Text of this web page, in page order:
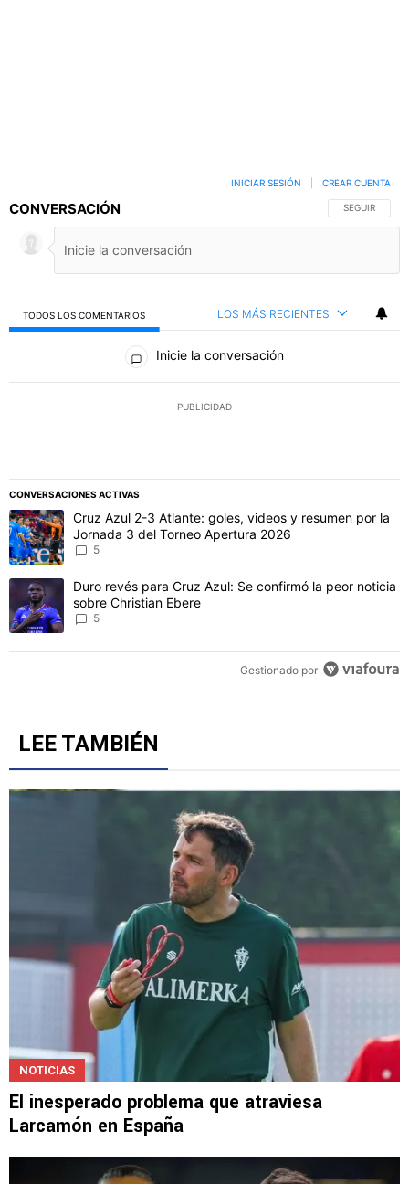
CONVERSACIÓN SIGA ESTA
SEGUIR
INICIAR SESIÓN CREAR CUENTA
TODOS LOS COMENTARIOS LOS MÁS RECIENTES
Todos los comentarios
Inicie la conversación
PUBLICIDAD
CONVERSACIONES ACTIVAS
Este listado muestra los artículos con más comentarios en los
Un artículo de tendencia con el título "Cruz Azul 2-3 Atlante:
Cruz Azul 2-3 Atlante: goles, videos y resumen por la
Jornada 3 del Torneo Apertura 2026
5
Un artículo de tendencia con el título "Duro revés para Cruz Azul:
Duro revés para Cruz Azul: Se confirmó la peor noticia
sobre Christian Ebere
5
Gestionado por
LEE TAMBIÉN
NOTICIAS
El inesperado problema que atraviesa
Larcamón en España